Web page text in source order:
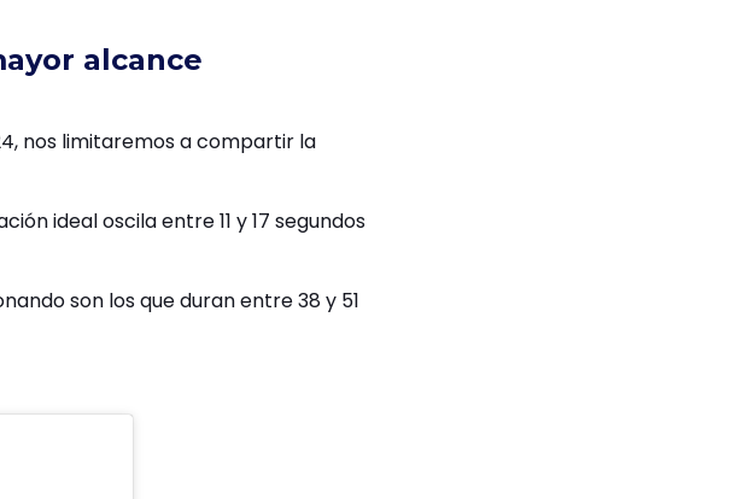
alcance
nos limitaremos a compartir la
ideal oscila entre 11 y 17 segundos
son los que duran entre 38 y 51